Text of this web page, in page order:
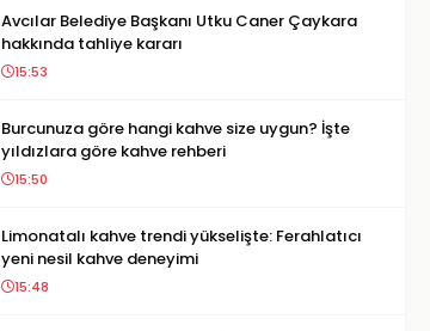
Avcılar Belediye Başkanı Utku Caner Çaykara
hakkında tahliye kararı
15:53
Burcunuza göre hangi kahve size uygun? İşte
yıldızlara göre kahve rehberi
15:50
Limonatalı kahve trendi yükselişte: Ferahlatıcı
yeni nesil kahve deneyimi
15:48